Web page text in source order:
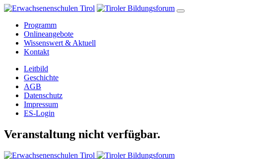
Programm
Onlineangebote
Wissenswert & Aktuell
Kontakt
Leitbild
Geschichte
AGB
Datenschutz
Impressum
ES-Login
Veranstaltung nicht verfügbar.